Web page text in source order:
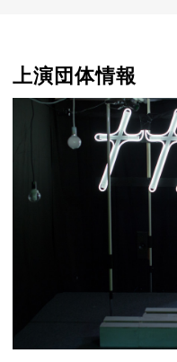
上演団体情報